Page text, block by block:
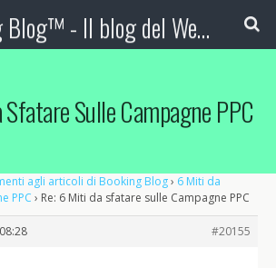
Booking Blog™ - Il blog del Web Marketing Turistico
Sulle Campagne PPC
agli articoli di Booking Blog› 6 Miti da
PPC › Re: 6 Miti da sfatare sulle Campagne PPC
#20155